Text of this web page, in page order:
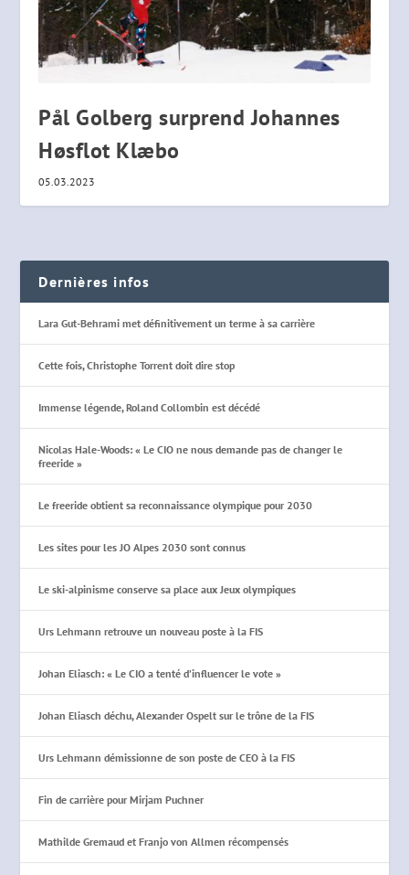
Pål Golberg surprend Johannes
Høsflot Klæbo
05.03.2023
Dernières infos
Lara Gut-Behrami met définitivement un terme à sa carrière
Cette fois, Christophe Torrent doit dire stop
Immense légende, Roland Collombin est décédé
Nicolas Hale-Woods: « Le CIO ne nous demande pas de changer le
freeride »
Le freeride obtient sa reconnaissance olympique pour 2030
Les sites pour les JO Alpes 2030 sont connus
Le ski-alpinisme conserve sa place aux Jeux olympiques
Urs Lehmann retrouve un nouveau poste à la FIS
Johan Eliasch: « Le CIO a tenté d’influencer le vote »
Johan Eliasch déchu, Alexander Ospelt sur le trône de la FIS
Urs Lehmann démissionne de son poste de CEO à la FIS
Fin de carrière pour Mirjam Puchner
Mathilde Gremaud et Franjo von Allmen récompensés